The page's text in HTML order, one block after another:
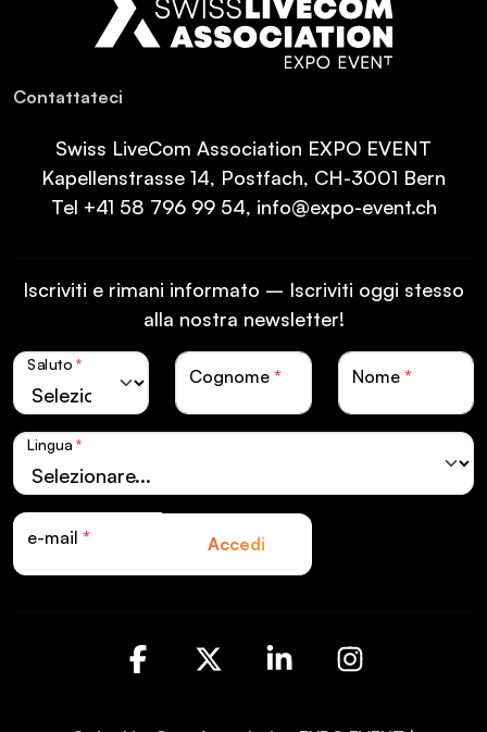
Con­tat­ta­teci
Swiss LiveCom Association EXPO EVENT
Kapellenstrasse 14, Postfach, CH-3001 Bern
Tel +41 58 796 99 54, info@expo-event.ch
Iscriviti e rimani informato – Iscriviti oggi stesso
alla nostra newsletter!
Saluto *
Cognome * Nome *
Lingua *
e-mail * Accedi
Facebook LinkedIn